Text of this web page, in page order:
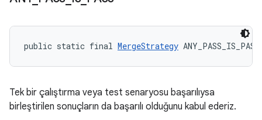
public static final MergeStrategy ANY_PASS_IS_PASS
Tek bir çalıştırma veya test senaryosu başarılıysa
birleştirilen sonuçların da başarılı olduğunu kabul ederiz.